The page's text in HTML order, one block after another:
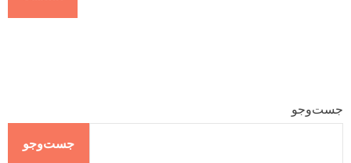
جست‌وجو
جست‌وجو